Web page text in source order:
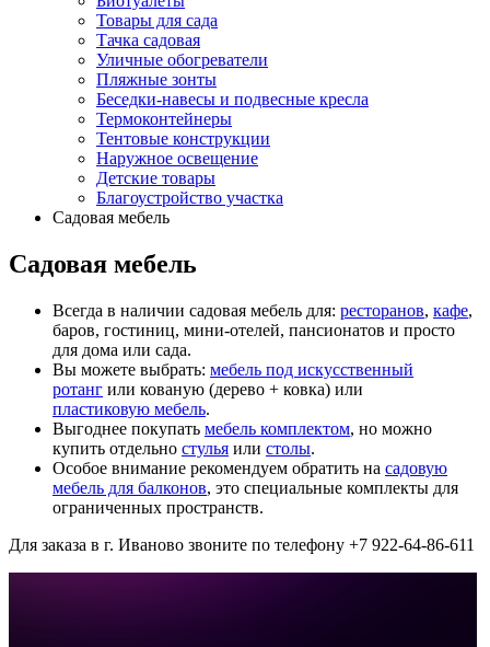
Товары для сада
Тачка садовая
Уличные обогреватели
Пляжные зонты
Беседки-навесы и подвесные кресла
Термоконтейнеры
Тентовые конструкции
Наружное освещение
Детские товары
Благоустройство участка
Садовая мебель
Садовая мебель
Всегда в наличии садовая мебель для: ресторанов, кафе,
баров, гостиниц, мини-отелей, пансионатов и просто
для дома или сада.
Вы можете выбрать: мебель под искусственный
ротанг или кованую (дерево + ковка) или
пластиковую мебель.
Выгоднее покупать мебель комплектом, но можно
купить отдельно стулья или столы.
Особое внимание рекомендуем обратить на садовую
мебель для балконов, это специальные комплекты для
ограниченных пространств.
Для заказа в г. Иваново звоните по телефону +7 922-64-86-611